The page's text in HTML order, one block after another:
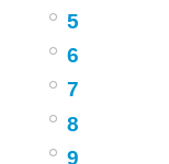
5
6
7
8
9